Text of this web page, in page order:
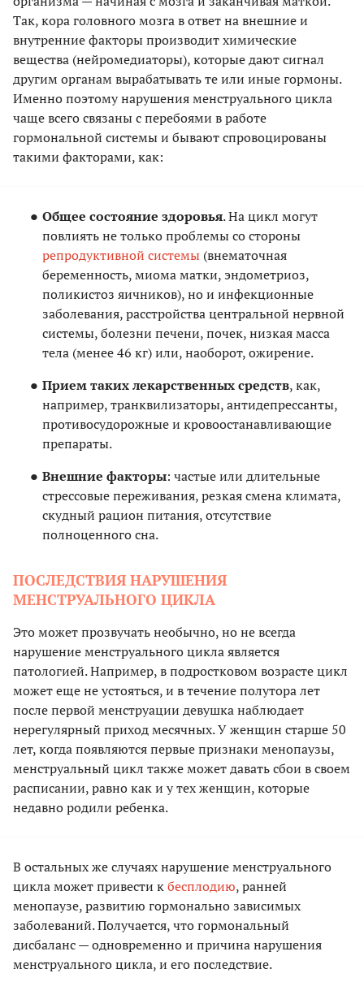
Так, кора головного мозга в ответ на внешние и
внутренние факторы производит химические
вещества (нейромедиаторы), которые дают сигнал
другим органам вырабатывать те или иные гормоны.
Именно поэтому нарушения менструального цикла
чаще всего связаны с перебоями в работе
гормональной системы и бывают спровоцированы
такими факторами, как:
Общее состояние здоровья. На цикл могут
повлиять не только проблемы со стороны
репродуктивной системы (внематочная
беременность, миома матки, эндометриоз,
поликистоз яичников), но и инфекционные
заболевания, расстройства центральной нервной
системы, болезни печени, почек, низкая масса
тела (менее 46 кг) или, наоборот, ожирение.
Прием таких лекарственных средств, как,
например, транквилизаторы, антидепрессанты,
противосудорожные и кровоостанавливающие
препараты.
Внешние факторы: частые или длительные
стрессовые переживания, резкая смена климата,
скудный рацион питания, отсутствие
полноценного сна.
ПОСЛЕДСТВИЯ НАРУШЕНИЯ
МЕНСТРУАЛЬНОГО ЦИКЛА
Это может прозвучать необычно, но не всегда
нарушение менструального цикла является
патологией. Например, в подростковом возрасте цикл
может еще не устояться, и в течение полутора лет
после первой менструации девушка наблюдает
нерегулярный приход месячных. У женщин старше 50
лет, когда появляются первые признаки менопаузы,
менструальный цикл также может давать сбои в своем
расписании, равно как и у тех женщин, которые
недавно родили ребенка.
В остальных же случаях нарушение менструального
цикла может привести кбесплодию, ранней
менопаузе, развитию гормонально зависимых
заболеваний. Получается, что гормональный
дисбаланс — одновременно и причина нарушения
менструального цикла, и его последствие.